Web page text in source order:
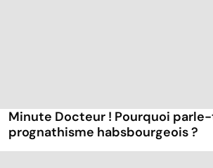
Minute Docteur ! Pourquoi
prognathisme habsbourgeois ?